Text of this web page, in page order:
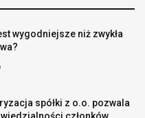
wygodniejsze niż zwykła
spółki z o.o. pozwala
członków